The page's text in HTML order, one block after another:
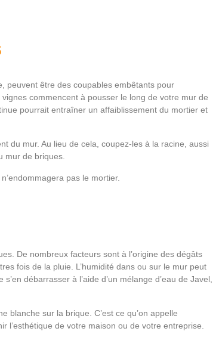
peuvent être des coupables embêtants pour
commencent à pousser le long de votre mur de
pourrait entraîner un affaiblissement du mortier et
du mur. Au lieu de cela, coupez-les à la racine, aussi
mur de briques.
pas le mortier.
De nombreux facteurs sont à l’origine des dégâts
fois de la pluie. L’humidité dans ou sur le mur peut
débarrasser à l’aide d’un mélange d’eau de Javel,
blanche sur la brique. C’est ce qu’on appelle
l’esthétique de votre maison ou de votre entreprise.